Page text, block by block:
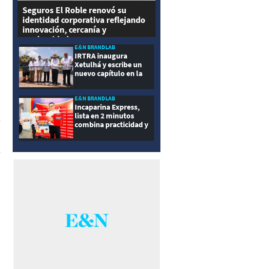
Seguros El Roble renovó su
identidad corporativa reflejando
innovación, cercanía y
modernidad
E&N BRANDLAB
IRTRA inaugura
Xetulhá y escribe un
nuevo capítulo en la
recreación de
Guatemala
E&N BRANDLAB
Incaparina Express,
lista en 2 minutos
combina practicidad y